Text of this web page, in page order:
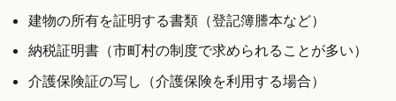
建物の所有を証明する書類（登記簿謄本など）
納税証明書（市町村の制度で求められることが多い）
介護保険証の写し（介護保険を利用する場合）